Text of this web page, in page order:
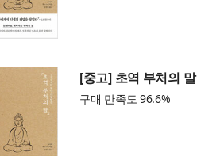
[중고] 초역 부처의 말
구매 만족도 96.6%